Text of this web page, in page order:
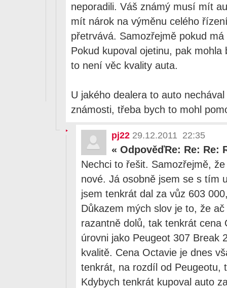
neporadili. Váš známý musí mít
mít nárok na výměnu celého
přetrvává. Samozřejmě pokud
Pokud kupoval ojetinu, pak
to není věc kvality auta.
U jakého dealera to auto
známosti, třeba bych to mohl
pj22 29.12.2011 22:35
« OdpověďRe: Re: Re:
Nechci to řešit. Samozřejmě,
nové. Já osobně jsem se s tím
jsem tenkrát dal za vůz 603
Důkazem mých slov je to, že
razantně dolů, tak tenkrát cena
úrovni jako Peugeot 307 Break
kvalitě. Cena Octavie je dnes
tenkrát, na rozdíl od Peugeotu,
Kdybych tenkrát kupoval auto